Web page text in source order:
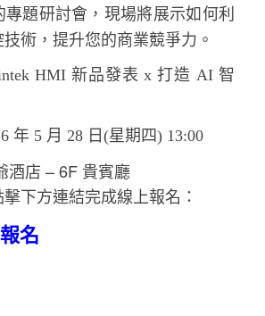
題研討會，現場將展示如何利
術，提升您的商業競爭力。
HMI 新品發表 x 打造 AI 智
年 5 月 28 日(星期四) 13:00
酒店 – 6F 貴賓廳
下方連結完成線上報名：
名